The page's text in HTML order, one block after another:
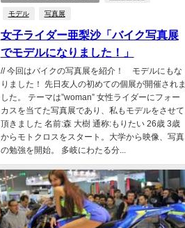
モデル 写真展
女子ライダー亜梨沙「バイク写真展
でモデルになりました！」
// 今回はバイクの写真展を紹介！ モデルにもな
りました！ 先日友人の初めての個展が開催されま
した。 テーマは”woman” 女性ライダーにフォー
カスを当てた写真展であり、私もモデルをさせて
頂きました 名前:森 大樹 通称:もりたい 26歳 3歳
からモトクロスをスタート。大学から映像、写真
の勉強を開始。 多岐にわたる分...